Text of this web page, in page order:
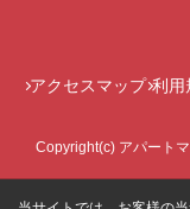
アクセスマップ 利用
Copyright(c) アパート